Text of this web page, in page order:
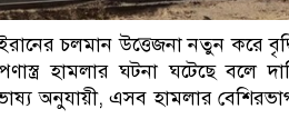
ও ইরানের চলমান উত্তেজনা নতুন করে
হামলার ঘটনা ঘটেছে বলে
অনুযায়ী, এসব হামলার